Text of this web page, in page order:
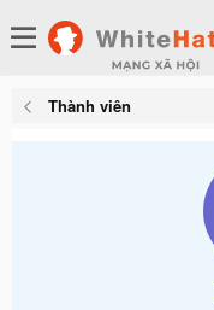
Thành viên